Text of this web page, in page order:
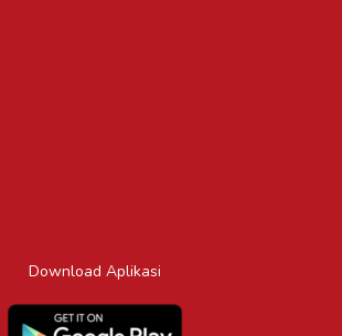
Download Aplikasi